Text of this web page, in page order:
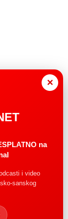
×
na
i video
sanskog